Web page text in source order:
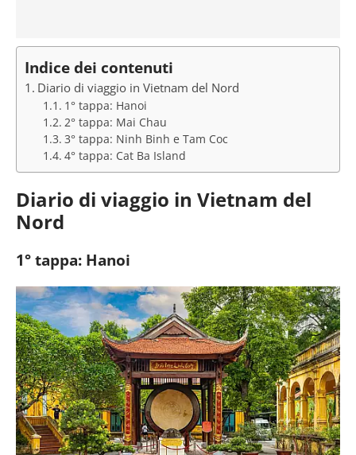
Indice dei contenuti
Diario di viaggio in Vietnam del Nord
1° tappa: Hanoi
2° tappa: Mai Chau
3° tappa: Ninh Binh e Tam Coc
4° tappa: Cat Ba Island
Diario di viaggio in Vietnam del
Nord
1° tappa: Hanoi